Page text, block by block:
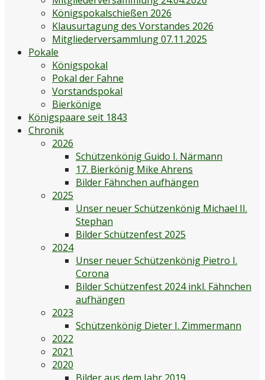
Königspokalschießen 2026
Klausurtagung des Vorstandes 2026
Mitgliederversammlung 07.11.2025
Pokale
Königspokal
Pokal der Fahne
Vorstandspokal
Bierkönige
Königspaare seit 1843
Chronik
2026
Schützenkönig Guido I. Närmann
17. Bierkönig Mike Ahrens
Bilder Fähnchen aufhängen
2025
Unser neuer Schützenkönig Michael II.
Stephan
Bilder Schützenfest 2025
2024
Unser neuer Schützenkönig Pietro I.
Corona
Bilder Schützenfest 2024 inkl. Fähnchen
aufhängen
2023
Schützenkönig Dieter I. Zimmermann
2022
2021
2020